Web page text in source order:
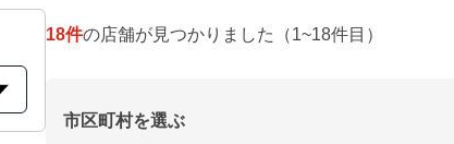
18件の店舗が見つかりました （1~18件目）
市区町村を選ぶ